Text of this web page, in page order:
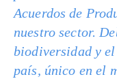
Acuerdos de
nuestro sector.
biodiversidad y
país, único en el